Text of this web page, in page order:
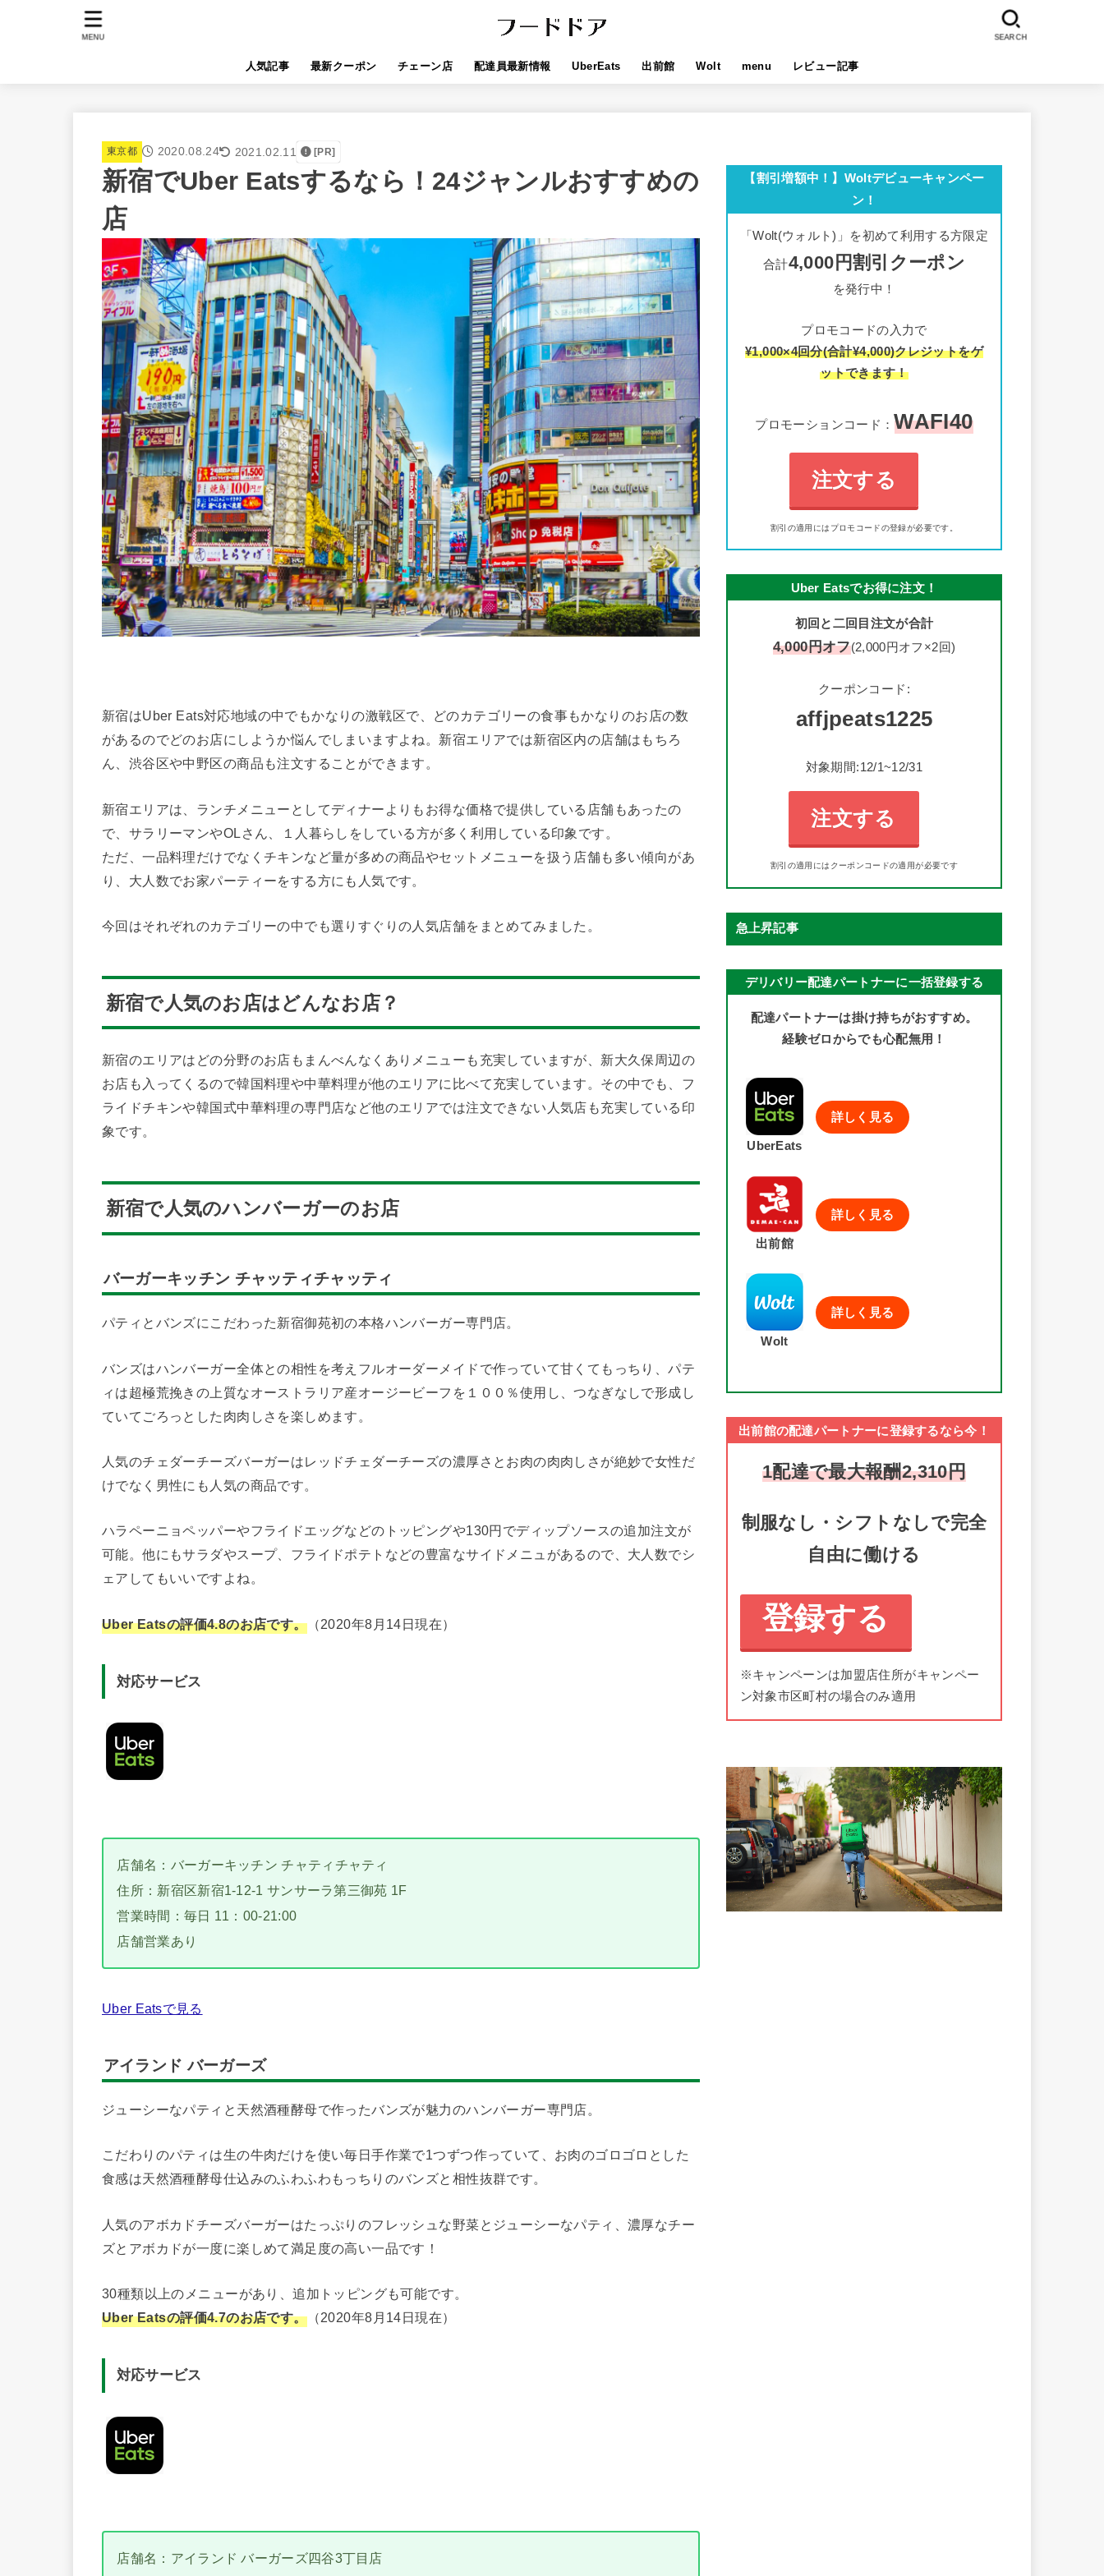
人気記事 最新クーポン チェーン店 配達員最新情報 UberEats 出前館 Wolt menu レビュー記事
SEARCH
MENU
東京都 2020.08.24 2021.02.11 [PR]
新宿でUber Eatsするなら！24ジャンルおすすめの
店
新宿はUber Eats対応地域の中でもかなりの激戦区で、どのカテゴリーの食事もかなりのお店の数
があるのでどのお店にしようか悩んでしまいますよね。新宿エリアでは新宿区内の店舗はもちろ
ん、渋谷区や中野区の商品も注文することができます。
新宿エリアは、ランチメニューとしてディナーよりもお得な価格で提供している店舗もあったの
で、サラリーマンやOLさん、１人暮らしをしている方が多く利用している印象です。
ただ、一品料理だけでなくチキンなど量が多めの商品やセットメニューを扱う店舗も多い傾向があ
り、大人数でお家パーティーをする方にも人気です。
今回はそれぞれのカテゴリーの中でも選りすぐりの人気店舗をまとめてみました。
新宿で人気のお店はどんなお店？
新宿のエリアはどの分野のお店もまんべんなくありメニューも充実していますが、新大久保周辺の
お店も入ってくるので韓国料理や中華料理が他のエリアに比べて充実しています。その中でも、フ
ライドチキンや韓国式中華料理の専門店など他のエリアでは注文できない人気店も充実している印
象です。
新宿で人気のハンバーガーのお店
バーガーキッチン チャッティチャッティ
パティとバンズにこだわった新宿御苑初の本格ハンバーガー専門店。
バンズはハンバーガー全体との相性を考えフルオーダーメイドで作っていて甘くてもっちり、パテ
ィは超極荒挽きの上質なオーストラリア産オージービーフを１００％使用し、つなぎなしで形成し
ていてごろっとした肉肉しさを楽しめます。
人気のチェダーチーズバーガーはレッドチェダーチーズの濃厚さとお肉の肉肉しさが絶妙で女性だ
けでなく男性にも人気の商品です。
ハラペーニョペッパーやフライドエッグなどのトッピングや130円でディップソースの追加注文が
可能。他にもサラダやスープ、フライドポテトなどの豊富なサイドメニュがあるので、大人数でシ
ェアしてもいいですよね。
Uber Eatsの評価4.8のお店です。（2020年8月14日現在）
対応サービス
店舗名：バーガーキッチン チャティチャティ
住所：新宿区新宿1-12-1 サンサーラ第三御苑 1F
営業時間：毎日 11：00-21:00
店舗営業あり
Uber Eatsで見る
アイランド バーガーズ
ジューシーなパティと天然酒種酵母で作ったバンズが魅力のハンバーガー専門店。
こだわりのパティは生の牛肉だけを使い毎日手作業で1つずつ作っていて、お肉のゴロゴロとした
食感は天然酒種酵母仕込みのふわふわもっちりのバンズと相性抜群です。
人気のアボカドチーズバーガーはたっぷりのフレッシュな野菜とジューシーなパティ、濃厚なチー
ズとアボカドが一度に楽しめて満足度の高い一品です！
30種類以上のメニューがあり、追加トッピングも可能です。
Uber Eatsの評価4.7のお店です。（2020年8月14日現在）
対応サービス
店舗名：アイランド バーガーズ四谷3丁目店
【割引増額中！】Woltデビューキャンペー
ン！
「Wolt(ウォルト)」を初めて利用する方限定
合計4,000円割引クーポン
を発行中！
プロモコードの入力で
¥1,000×4回分(合計¥4,000)クレジットをゲ
ットできます！
プロモーションコード： WAFI40
注文する
割引の適用にはプロモコードの登録が必要です。
Uber Eatsでお得に注文！
初回と二回目注文が合計
4,000円オフ(2,000円オフ×2回)
クーポンコード:
affjpeats1225
対象期間:12/1~12/31
注文する
割引の適用にはクーポンコードの適用が必要です
急上昇記事
デリバリー配達パートナーに一括登録する
配達パートナーは掛け持ちがおすすめ。
経験ゼロからでも心配無用！
UberEats
詳しく見る
出前館
詳しく見る
Wolt
詳しく見る
出前館の配達パートナーに登録するなら今！
1配達で最大報酬2,310円
制服なし・シフトなしで完全
自由に働ける
登録する
※キャンペーンは加盟店住所がキャンペー
ン対象市区町村の場合のみ適用